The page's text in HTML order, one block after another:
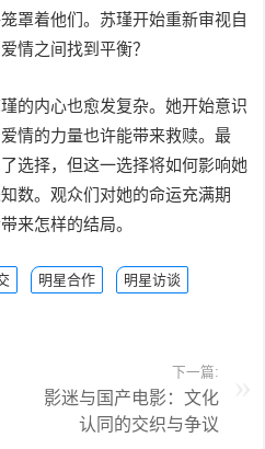
罩着他们。苏瑾开始重新审视自
情之间找到平衡？
的内心也愈发复杂。她开始意识
情的力量也许能带来救赎。最
选择，但这一选择将如何影响她
数。观众们对她的命运充满期
来怎样的结局。
明星合作
明星访谈
下一篇:
影迷与国产电影：文化
认同的交织与争议